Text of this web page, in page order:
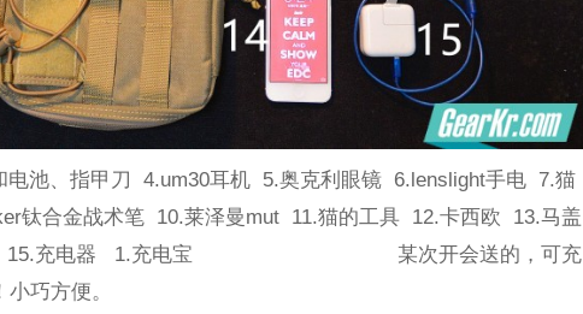
池、指甲刀 4.um30耳机 5.奥克利眼镜 6.lenslight手电 7.猫
钛合金战术笔 10.莱泽曼mut 11.猫的工具 12.卡西欧 13.马盖
15.充电器 1.充电宝 某次开会送的，可充
巧方便。